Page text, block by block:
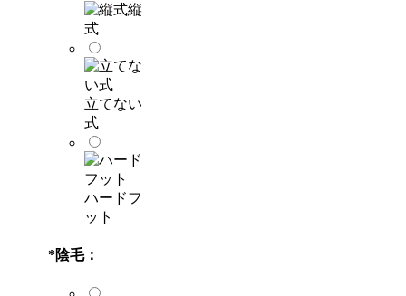
縦
式
立てない
式
ハードフ
ット
*陰毛：